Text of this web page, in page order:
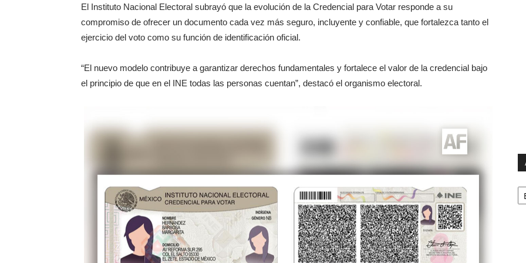
El Instituto Nacional Electoral subrayó que la evolución de la Credencial para Votar responde a su
compromiso de ofrecer un documento cada vez más seguro, incluyente y confiable, que fortalezca tanto el
ejercicio del voto como su función de identificación oficial.
“El nuevo modelo contribuye a garantizar derechos fundamentales y fortalece el valor de la credencial bajo
el principio de que en el INE todas las personas cuentan”, destacó el organismo electoral.